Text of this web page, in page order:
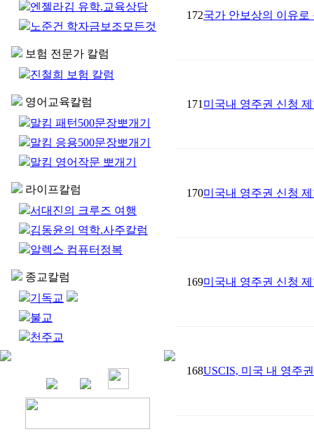
엔젤라김 유학.교육상담
노준건 학자금보조모든것
보험 전문가 칼럼
진철희 보험 칼럼
영어교육칼럼
말킴 패턴500문장뽀개기
말킴 응용500문장뽀개기
말킴 영어작문 뽀개기
라이프칼럼
서대진의 크루즈 여행
김동윤의 역학.사주칼럼
알렉스 컴퓨터정복
종교칼럼
기독교
불교
천주교
172국가 안보상의 이유
171 미국내 영주권 신청
170미국내 영주권 신청
169미국내 영주권 신청
168USCIS, 미국 내 영주